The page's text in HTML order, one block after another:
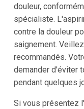
douleur,
spécialiste.
contre la douleur
saignement.
recommandés.
demander d'éviter
pendant quelques
Si vous présentez